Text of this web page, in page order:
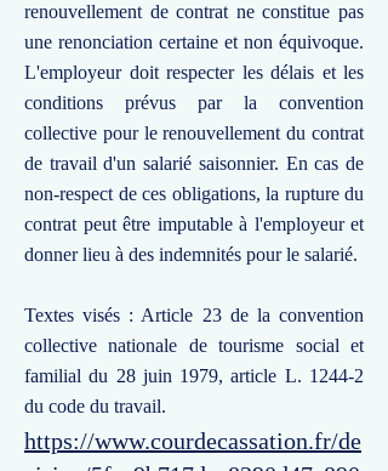
renouvellement de contrat ne constitue pas
une renonciation certaine et non équivoque.
L'employeur doit respecter les délais et les
conditions prévus par la convention
collective pour le renouvellement du contrat
de travail d'un salarié saisonnier. En cas de
non-respect de ces obligations, la rupture du
contrat peut être imputable à l'employeur et
donner lieu à des indemnités pour le salarié.
Textes visés : Article 23 de la convention
collective nationale de tourisme social et
familial du 28 juin 1979, article L. 1244-2
du code du travail.
https://www.courdecassation.fr/de